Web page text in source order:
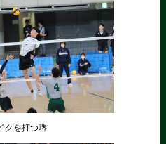
クを打つ堺